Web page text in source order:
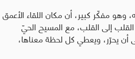
مفكّر كبير، أن مكان اللقاء الأعمق
إلى القلب، مع المسيح الحيّ
أن يحرّر، ويعطي كل لحظة معناها،